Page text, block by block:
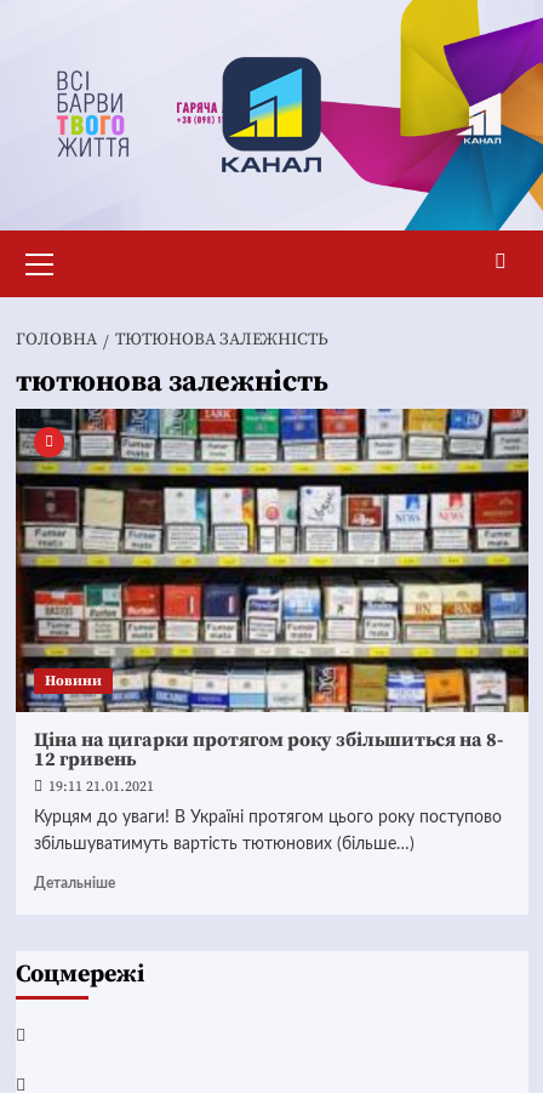
вмісту
меню
ГОЛОВНА ТЮТЮНОВА ЗАЛЕЖНІСТЬ
тютюнова залежність
Новини
Ціна на цигарки протягом року збільшиться на 8-
12 гривень
19:11 21.01.2021
Курцям до уваги! В Україні протягом цього року поступово
збільшуватимуть вартість тютюнових (більше…)
Детальніше
Соцмережі
Facebook
YouTube